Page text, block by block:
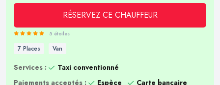
RÉSERVEZ CE CHAUFFEUR
5 étoiles
7 Places Van
Services :
Taxi conventionné
Paiements acceptés :
Espèce
Carte bancaire